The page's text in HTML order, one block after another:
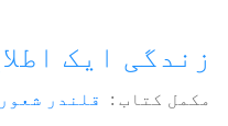
زندگی ایک
مکمل کتاب : قلندر شعور